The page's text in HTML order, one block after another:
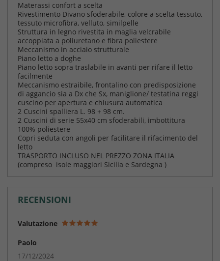
Materassi confort a scelta
Rivestimento Divano sfoderabile, colore a scelta tessuto,
tessuto microfibra, velluto, similpelle
Struttura in legno rivestita in maglia velcrabile
accoppiata a poliuretano e fibra poliestere
Meccanismo in acciaio strutturale
Piano letto a doghe
Piano letto sopra traslabile in avanti per rifare il letto
facilmente
Meccanismo estraibile, frontalino con predisposizione
di aggancio sia a Dx che Sx, maniglione/ testatina reggi
cuscino per apertura e chiusura automatica
2 Cuscini spalliera L. 98 + 98 cm.
2 Cuscini di serie 55x40 cm sfoderabili, imbottitura
100% poliestere
Copri seduta con angoli per facilitare il rifacimento del
letto
TRASPORTO INCLUSO NEL PREZZO ZONA ITALIA
(compreso isole maggiori Sicilia e Sardegna )
RECENSIONI
Valutazione
Paolo
17/12/2024